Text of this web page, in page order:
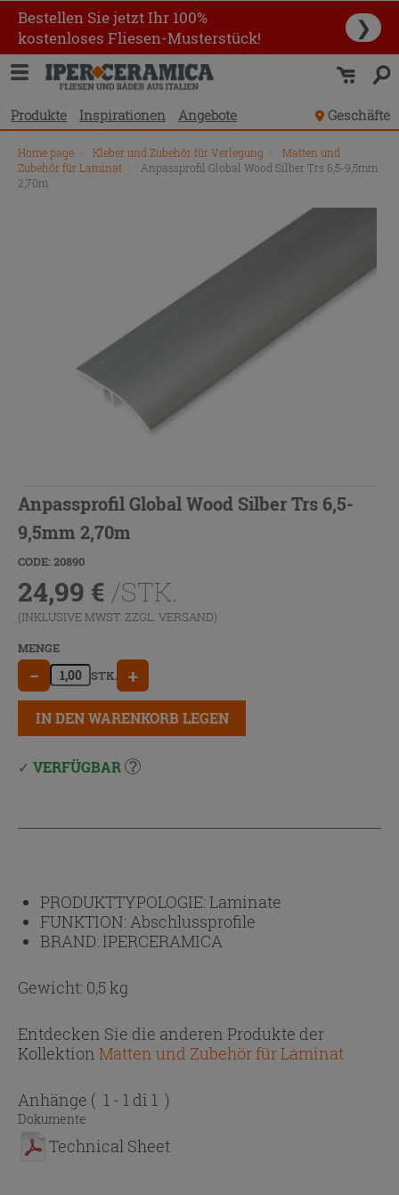
Bestellen Sie jetzt Ihr 100%
kostenloses Fliesen-Musterstück!
❯
Produkte Inspirationen Angebote Geschäfte
Home page Kleber und Zubehör für Verlegung
Matten und
Zubehör für Laminat
Anpassprofil Global Wood Silber Trs 6,5-9,5mm
2,70m
Anpassprofil Global Wood Silber Trs 6,5-
9,5mm 2,70m
CODE: 20890
24,99 € /STK.
(INKLUSIVE MWST. ZZGL. VERSAND)
MENGE
− STK. +
IN DEN WARENKORB LEGEN
VERFÜGBAR
PRODUKTTYPOLOGIE:Laminate
FUNKTION: Abschlussprofile
BRAND: IPERCERAMICA
Gewicht: 0,5 kg
Entdecken Sie die anderen Produkte der
Kollektion Matten und Zubehör für Laminat
Anhänge ( 1 - 1 di 1 )
Dokumente
Technical Sheet